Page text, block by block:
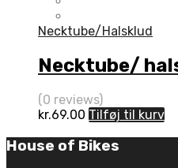
Necktube/Halsklud
Necktube/
(0 reviews)
kr.69.00 Tilføj til kurv
House of Bikes